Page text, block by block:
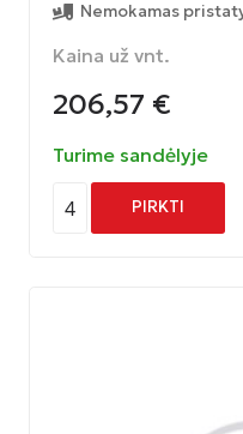
Nemokamas
Kaina už vnt.
206,57 €
Turime sandėlyje
4 PIRKTI